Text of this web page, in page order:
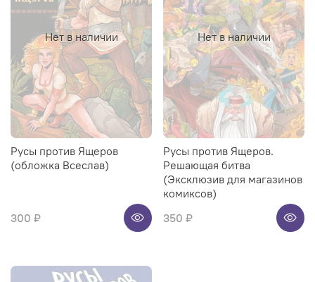
Нет в наличии
Русы против Ящеров
(обложка Всеслав)
300 ₽
Нет в наличии
Русы против Ящеров.
Решающая битва
(Эксклюзив для магазинов
комиксов)
350 ₽